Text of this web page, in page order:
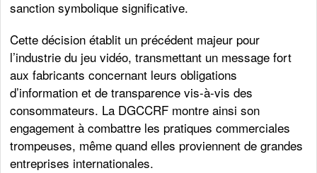
sanction symbolique significative.
Cette décision établit un précédent majeur pour
l’industrie du jeu vidéo, transmettant un message fort
aux fabricants concernant leurs obligations
d’information et de transparence vis-à-vis des
consommateurs. La DGCCRF montre ainsi son
engagement à combattre les pratiques commerciales
trompeuses, même quand elles proviennent de grandes
entreprises internationales.